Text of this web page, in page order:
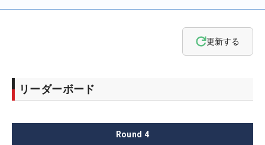
更新する
リーダーボード
Round 4